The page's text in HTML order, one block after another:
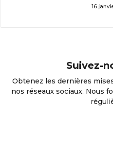
16
Suivez-
Obtenez les dernières
nos réseaux sociaux. Nous